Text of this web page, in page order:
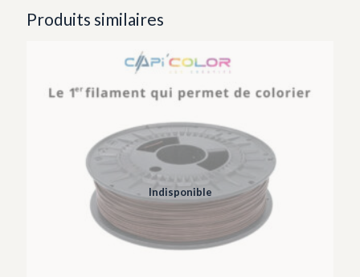
Produits similaires
Indisponible